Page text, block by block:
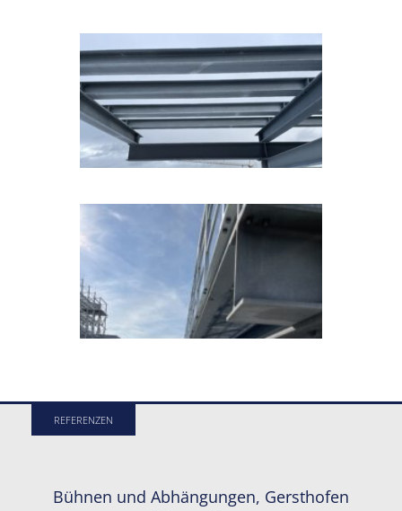
REFERENZEN
Bühnen und Abhängungen, Gersthofen